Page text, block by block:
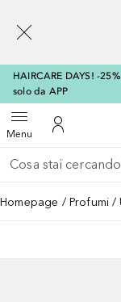
HAIRCARE DAYS! -
solo da APP
MenuApri menuAl Mio
Torna indietro
Esegui ricerca
Homepage Profumi